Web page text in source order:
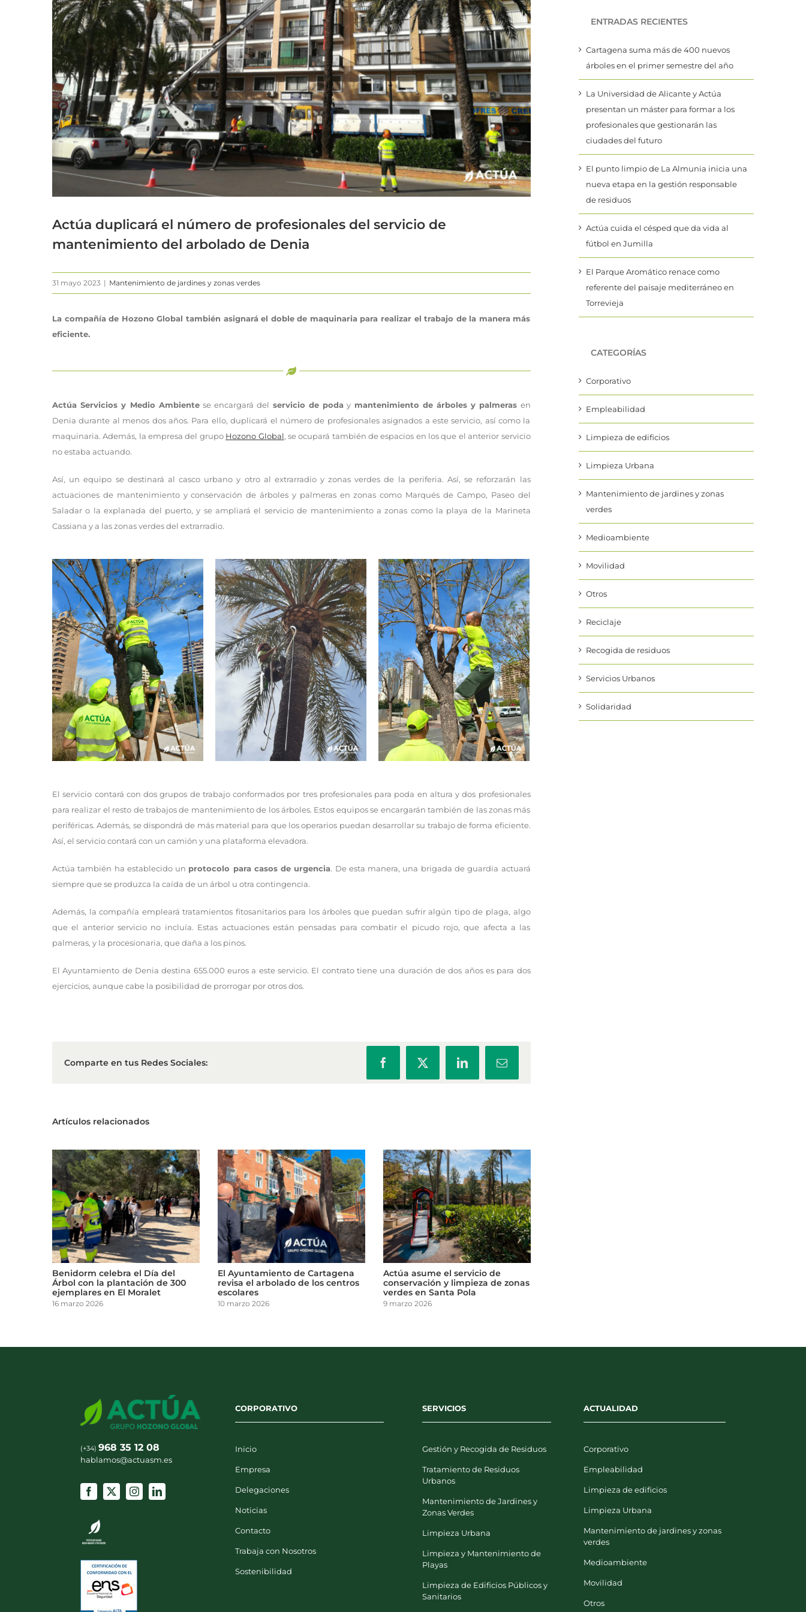
grande
Actúa duplicará el número de profesionales del servicio de
mantenimiento del arbolado de Denia
31 mayo 2023 | Mantenimiento de jardines y zonas verdes
La compañía de Hozono Global también asignará el doble de maquinaria para realizar el trabajo de la manera más
eficiente.
Actúa Servicios y Medio Ambientese encargará del servicio de poda y mantenimiento de árboles y palmeras en
Denia durante al menos dos años. Para ello, duplicará el número de profesionales asignados a este servicio, así como la
maquinaria. Además, la empresa del grupo Hozono Global, se ocupará también de espacios en los que el anterior servicio
no estaba actuando.
Así, un equipo se destinará al casco urbano y otro al extrarradio y zonas verdes de la periferia. Así, se reforzarán las
actuaciones de mantenimiento y conservación de árboles y palmeras en zonas como Marqués de Campo, Paseo del
Saladar o la explanada del puerto, y se ampliará el servicio de mantenimiento a zonas como la playa de la Marineta
Cassiana y a las zonas verdes del extrarradio.
El servicio contará con dos grupos de trabajo conformados por tres profesionales para poda en altura y dos profesionales
para realizar el resto de trabajos de mantenimiento de los árboles. Estos equipos se encargarán también de las zonas más
periféricas. Además, se dispondrá de más material para que los operarios puedan desarrollar su trabajo de forma eficiente.
Así, el servicio contará con un camión y una plataforma elevadora.
Actúa también ha establecido un protocolo para casos de urgencia. De esta manera, una brigada de guardia actuará
siempre que se produzca la caída de un árbol u otra contingencia.
Además, la compañía empleará tratamientos fitosanitarios para los árboles que puedan sufrir algún tipo de plaga, algo
que el anterior servicio no incluía. Estas actuaciones están pensadas para combatir el picudo rojo, que afecta a las
palmeras, y la procesionaria, que daña a los pinos.
El Ayuntamiento de Denia destina 655.000 euros a este servicio. El contrato tiene una duración de dos años es para dos
ejercicios, aunque cabe la posibilidad de prorrogar por otros dos.
Comparte en tus Redes Sociales: FacebookX LinkedInCorreo
electrónico
Artículos relacionados
Benidorm celebra el Día del
Árbol con la plantación de 300
ejemplares en El Moralet
16 marzo 2026
El Ayuntamiento de Cartagena
revisa el arbolado de los centros
escolares
10 marzo 2026
Actúa asume el servicio de
conservación y limpieza de zonas
verdes en Santa Pola
9 marzo 2026
Árbol con la plantación de 300
ENTRADAS RECIENTES
Cartagena suma más de 400 nuevos
árboles en el primer semestre del año
La Universidad de Alicante y Actúa
presentan un máster para formar a los
profesionales que gestionarán las
ciudades del futuro
El punto limpio de La Almunia inicia una
nueva etapa en la gestión responsable
de residuos
Actúa cuida el césped que da vida al
fútbol en Jumilla
El Parque Aromático renace como
referente del paisaje mediterráneo en
Torrevieja
CATEGORÍAS
Corporativo
Empleabilidad
Limpieza de edificios
Limpieza Urbana
Mantenimiento de jardines y zonas
verdes
Medioambiente
Movilidad
Otros
Reciclaje
Recogida de residuos
Servicios Urbanos
Solidaridad
(+34) 968 35 12 08
hablamos@actuasm.es
CORPORATIVO
Inicio
Empresa
Delegaciones
Noticias
Contacto
Trabaja con Nosotros
Sostenibilidad
SERVICIOS
Gestión y Recogida de Residuos
Tratamiento de Residuos
Urbanos
Mantenimiento de Jardines y
Zonas Verdes
Limpieza Urbana
Limpieza y Mantenimiento de
Playas
Limpieza de Edificios Públicos y
Sanitarios
ACTUALIDAD
Corporativo
Empleabilidad
Limpieza de edificios
Limpieza Urbana
Mantenimiento de jardines y zonas
verdes
Medioambiente
Movilidad
Otros